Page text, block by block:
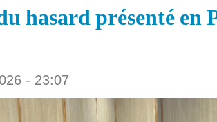
hasard présenté
- 23:07